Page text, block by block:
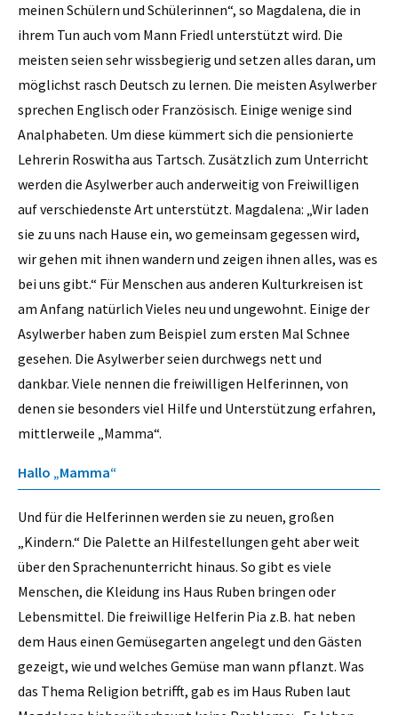
meinen Schülern und Schülerinnen“, so Magdalena, die in
ihrem Tun auch vom Mann Friedl unterstützt wird. Die
meisten seien sehr wissbegierig und setzen alles daran, um
möglichst rasch Deutsch zu lernen. Die meisten Asylwerber
sprechen Englisch oder Französisch. Einige wenige sind
Analphabeten. Um diese kümmert sich die ­pensionierte
Lehrerin Roswitha aus Tartsch. Zusätzlich zum Unterricht
werden die Asylwerber auch anderweitig von Freiwilligen
auf verschiedenste Art unterstützt. Magdalena: „Wir laden
sie zu uns nach Hause ein, wo gemeinsam gegessen wird,
wir gehen mit ­ihnen wandern und zeigen ihnen alles, was es
bei uns gibt.“ Für Menschen aus anderen Kulturkreisen ist
am Anfang natürlich Vieles neu und ungewohnt. Einige der
Asylwerber haben zum Beispiel zum ersten Mal Schnee
gesehen. Die Asylwerber seien durchwegs nett und
dankbar. ­Viele nennen die freiwilligen Helferinnen, von
denen sie besonders viel Hilfe und Unterstützung erfahren,
mittlerweile „Mamma“.
Hallo „Mamma“
Und für die Helferinnen werden sie zu neuen, großen
„Kindern.“ Die Palette an Hilfe­stellungen geht aber weit
über den ­Sprachenunterricht hinaus. So gibt es viele
Menschen, die Kleidung ins Haus Ruben bringen oder
Lebens­mittel. Die freiwillige Helferin Pia z.B. hat neben
dem Haus einen Gemüsegarten angelegt und den Gästen
gezeigt, wie und welches Gemüse man wann pflanzt. Was
das Thema Religion betrifft, gab es im Haus Ruben laut